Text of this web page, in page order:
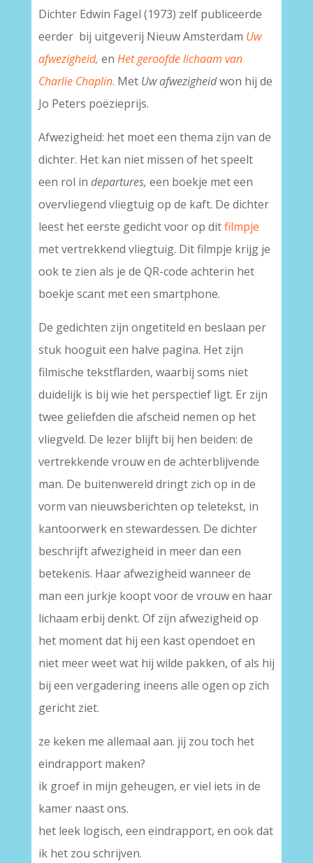
Dichter Edwin Fagel (1973) zelf publiceerde
eerder bij uitgeverij Nieuw Amsterdam Uw
afwezigheid, en Het geroofde lichaam van
Charlie Chaplin. Met Uw afwezigheidwon hij de
Jo Peters poëzieprijs.
Afwezigheid: het moet een thema zijn van de
dichter. Het kan niet missen of het speelt
een rol in departures, een boekje met een
overvliegend vliegtuig op de kaft. De dichter
leest het eerste gedicht voor op ditfilmpje
met vertrekkend vliegtuig. Dit filmpje krijg je
ook te zien als je de QR-code achterin het
boekje scant met een smartphone.
De gedichten zijn ongetiteld en beslaan per
stuk hooguit een halve pagina. Het zijn
filmische tekstflarden, waarbij soms niet
duidelijk is bij wie het perspectief ligt. Er zijn
twee geliefden die afscheid nemen op het
vliegveld. De lezer blijft bij hen beiden: de
vertrekkende vrouw en de achterblijvende
man. De buitenwereld dringt zich op in de
vorm van nieuwsberichten op teletekst, in
kantoorwerk en stewardessen. De dichter
beschrijft afwezigheid in meer dan een
betekenis. Haar afwezigheid wanneer de
man een jurkje koopt voor de vrouw en haar
lichaam erbij denkt. Of zijn afwezigheid op
het moment dat hij een kast opendoet en
niet meer weet wat hij wilde pakken, of als hij
bij een vergadering ineens alle ogen op zich
gericht ziet.
ze keken me allemaal aan. jij zou toch het
eindrapport maken?
ik groef in mijn geheugen, er viel iets in de
kamer naast ons.
het leek logisch, een eindrapport, en ook dat
ik het zou schrijven.